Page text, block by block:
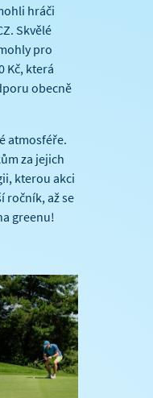
hráči
Skvělé
pro
Kč, která
obecně
atmosféře.
za jejich
kterou akci
ročník, až se
greenu!